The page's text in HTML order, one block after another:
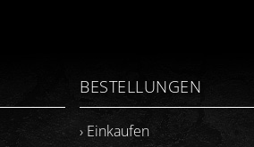
BESTELLUNGEN
› Einkaufen